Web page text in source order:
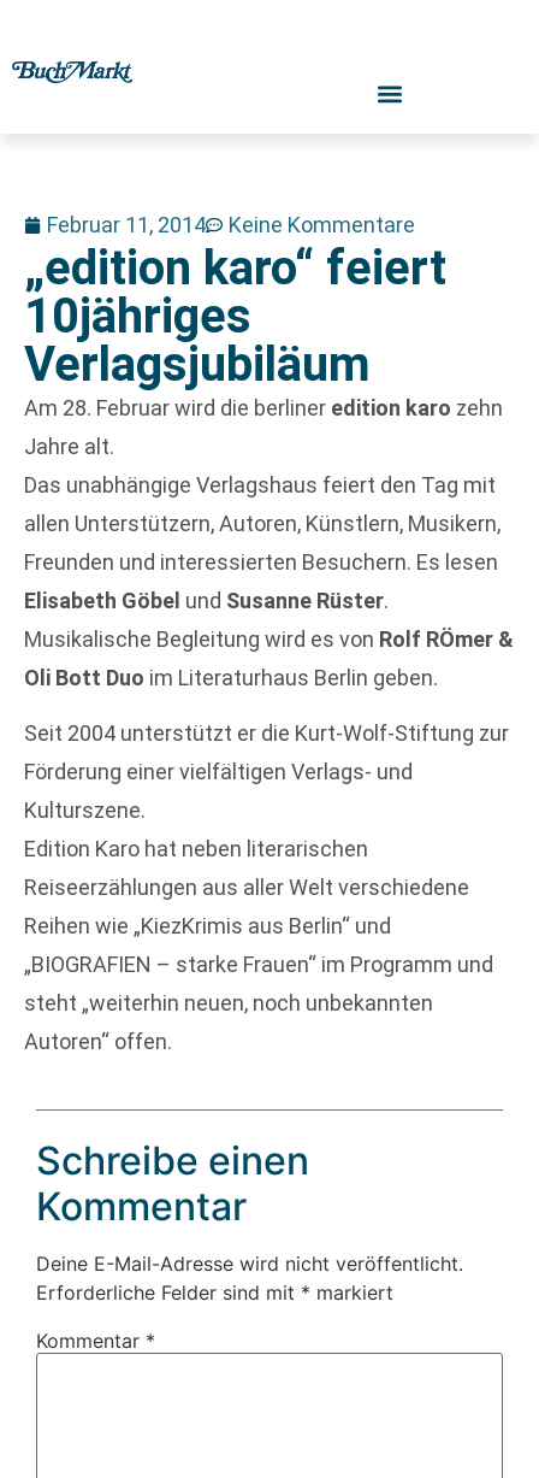
Februar 11, 2014 Keine Kommentare
„edition karo“ feiert
10jähriges
Verlagsjubiläum
Am 28. Februar wird die berliner edition karo zehn
Jahre alt.
Das unabhängige Verlagshaus feiert den Tag mit
allen Unterstützern, Autoren, Künstlern, Musikern,
Freunden und interessierten Besuchern. Es lesen
Elisabeth Göbel und Susanne Rüster.
Musikalische Begleitung wird es von Rolf RÖmer &
Oli Bott Duo im Literaturhaus Berlin geben.
Seit 2004 unterstützt er die Kurt-Wolf-Stiftung zur
Förderung einer vielfältigen Verlags- und
Kulturszene.
Edition Karo hat neben literarischen
Reiseerzählungen aus aller Welt verschiedene
Reihen wie „KiezKrimis aus Berlin“ und
„BIOGRAFIEN – starke Frauen“ im Programm und
steht „weiterhin neuen, noch unbekannten
Autoren“ offen.
Schreibe einen
Kommentar
Deine E-Mail-Adresse wird nicht veröffentlicht.
Erforderliche Felder sind mit * markiert
Kommentar *